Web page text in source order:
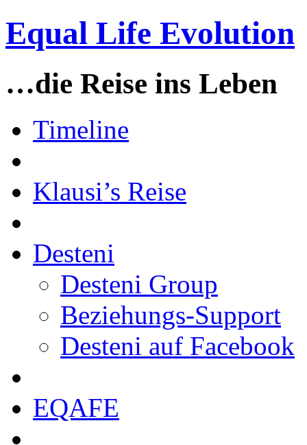
Equal Life Evolution
…die Reise ins Leben
Timeline
Klausi’s Reise
Desteni
Desteni Group
Beziehungs-Support
Desteni auf Facebook
EQAFE